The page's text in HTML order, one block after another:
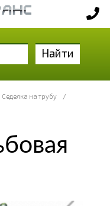
Найти
Седелка на трубу
/